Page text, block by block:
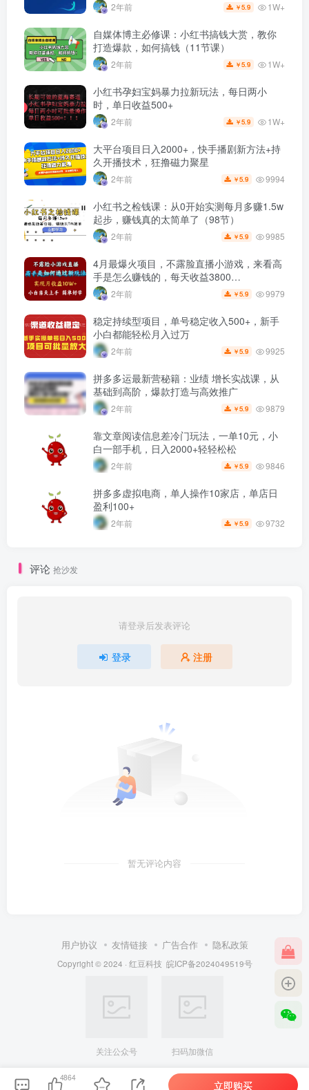
2年前 ￥5.9 1W+
自媒体博主必修课：小红书搞钱大赏，教你
打造爆款，如何搞钱（11节课）
2年前 ￥5.9 1W+
小红书孕妇宝妈暴力拉新玩法，每日两小
时，单日收益500+
2年前 ￥5.9 1W+
大平台项目日入2000+，快手播剧新方法+持
久开播技术，狂撸磁力聚星
2年前 ￥5.9 9994
小红书之检钱课：从0开始实测每月多赚1.5w
起步，赚钱真的太简单了（98节）
2年前 ￥5.9 9985
4月最爆火项目，不露脸直播小游戏，来看高
手是怎么赚钱的，每天收益3800…
2年前 ￥5.9 9979
稳定持续型项目，单号稳定收入500+，新手
小白都能轻松月入过万
2年前 ￥5.9 9925
拼多多运最新营秘籍：业绩 增长实战课，从
基础到高阶，爆款打造与高效推广
2年前 ￥5.9 9879
靠文章阅读信息差冷门玩法，一单10元，小
白一部手机，日入2000+轻轻松松
2年前 ￥5.9 9846
拼多多虚拟电商，单人操作10家店，单店日
盈利100+
2年前 ￥5.9 9732
评论 抢沙发
请登录后发表评论
登录 注册
暂无评论内容
用户协议 友情链接 广告合作 隐私政策
Copyright © 2024 · 红豆科技 皖ICP备2024049519号
关注公众号 扫码加微信
4864
立即购买